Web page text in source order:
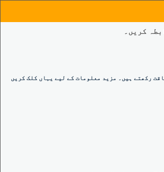
کریں۔
رکھتے ہیں۔ مزید معلومات کے لیے یہاں کلک کریں